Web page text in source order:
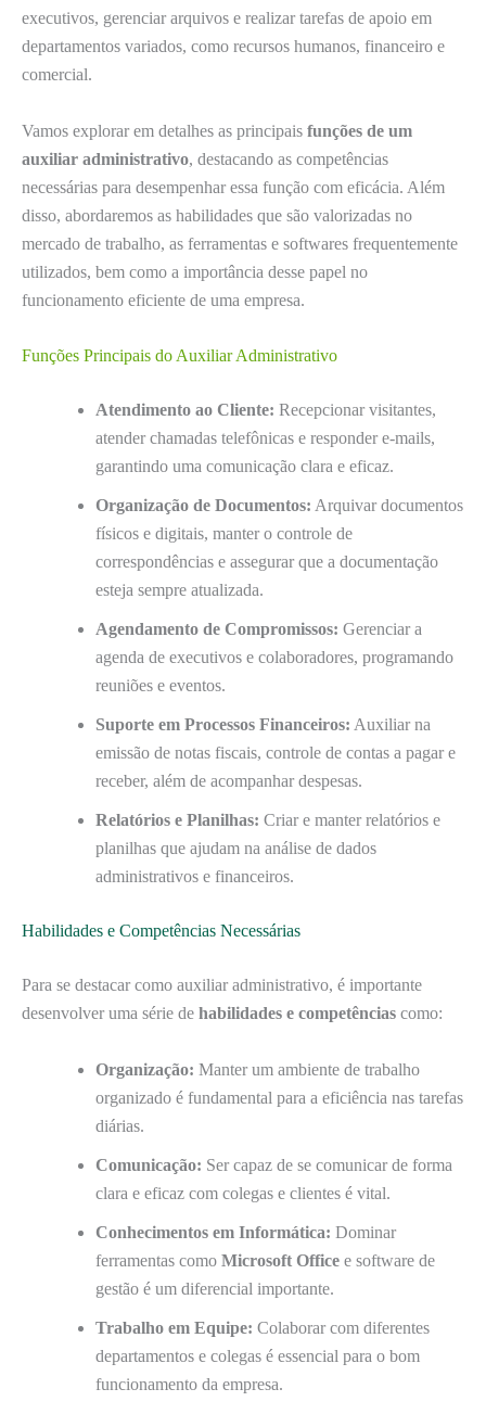
executivos, gerenciar arquivos e realizar tarefas de apoio em
departamentos variados, como recursos humanos, financeiro e
comercial.
Vamos explorar em detalhes as principais funções de um
auxiliar administrativo, destacando as competências
necessárias para desempenhar essa função com eficácia. Além
disso, abordaremos as habilidades que são valorizadas no
mercado de trabalho, as ferramentas e softwares frequentemente
utilizados, bem como a importância desse papel no
funcionamento eficiente de uma empresa.
Funções Principais do Auxiliar Administrativo
Atendimento ao Cliente: Recepcionar visitantes,
atender chamadas telefônicas e responder e-mails,
garantindo uma comunicação clara e eficaz.
Organização de Documentos: Arquivar documentos
físicos e digitais, manter o controle de
correspondências e assegurar que a documentação
esteja sempre atualizada.
Agendamento de Compromissos: Gerenciar a
agenda de executivos e colaboradores, programando
reuniões e eventos.
Suporte em Processos Financeiros: Auxiliar na
emissão de notas fiscais, controle de contas a pagar e
receber, além de acompanhar despesas.
Relatórios e Planilhas: Criar e manter relatórios e
planilhas que ajudam na análise de dados
administrativos e financeiros.
Habilidades e Competências Necessárias
Para se destacar como auxiliar administrativo, é importante
desenvolver uma série de habilidades e competências como:
Organização: Manter um ambiente de trabalho
organizado é fundamental para a eficiência nas tarefas
diárias.
Comunicação: Ser capaz de se comunicar de forma
clara e eficaz com colegas e clientes é vital.
Conhecimentos em Informática: Dominar
ferramentas como Microsoft Office e software de
gestão é um diferencial importante.
Trabalho em Equipe: Colaborar com diferentes
departamentos e colegas é essencial para o bom
funcionamento da empresa.